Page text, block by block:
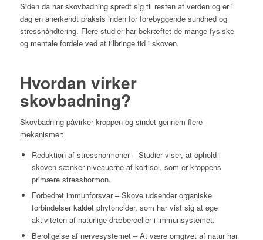
Siden da har skovbadning spredt sig til resten af verden og er i
dag en anerkendt praksis inden for forebyggende sundhed og
stresshåndtering. Flere studier har bekræftet de mange fysiske
og mentale fordele ved at tilbringe tid i skoven.
Hvordan virker
skovbadning?
Skovbadning påvirker kroppen og sindet gennem flere
mekanismer:
Reduktion af stresshormoner – Studier viser, at ophold i
skoven sænker niveauerne af kortisol, som er kroppens
primære stresshormon.
Forbedret immunforsvar – Skove udsender organiske
forbindelser kaldet phytoncider, som har vist sig at øge
aktiviteten af naturlige dræberceller i immunsystemet.
Beroligelse af nervesystemet – At være omgivet af natur har